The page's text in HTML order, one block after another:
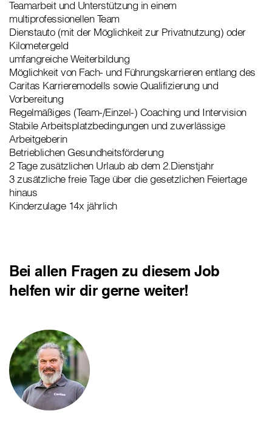
Teamarbeit und Unterstützung in einem
multiprofessionellen Team
Dienstauto (mit der Möglichkeit zur Privatnutzung) oder
Kilometergeld
umfangreiche Weiterbildung
Möglichkeit von Fach- und Führungskarrieren entlang des
Caritas Karrieremodells sowie Qualifizierung und
Vorbereitung
Regelmäßiges (Team-/Einzel-) Coaching und Intervision
Stabile Arbeitsplatzbedingungen und zuverlässige
Arbeitgeberin
Betrieblichen Gesundheitsförderung
2 Tage zusätzlichen Urlaub ab dem 2.Dienstjahr
3 zusätzliche freie Tage über die gesetzlichen Feiertage
hinaus
Kinderzulage 14x jährlich
Bei allen Fragen zu diesem Job
helfen wir dir gerne weiter!